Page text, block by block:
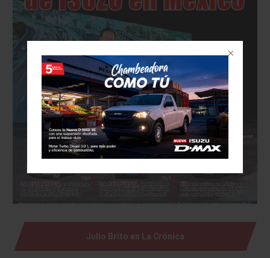
Julio Brito en La Crónica